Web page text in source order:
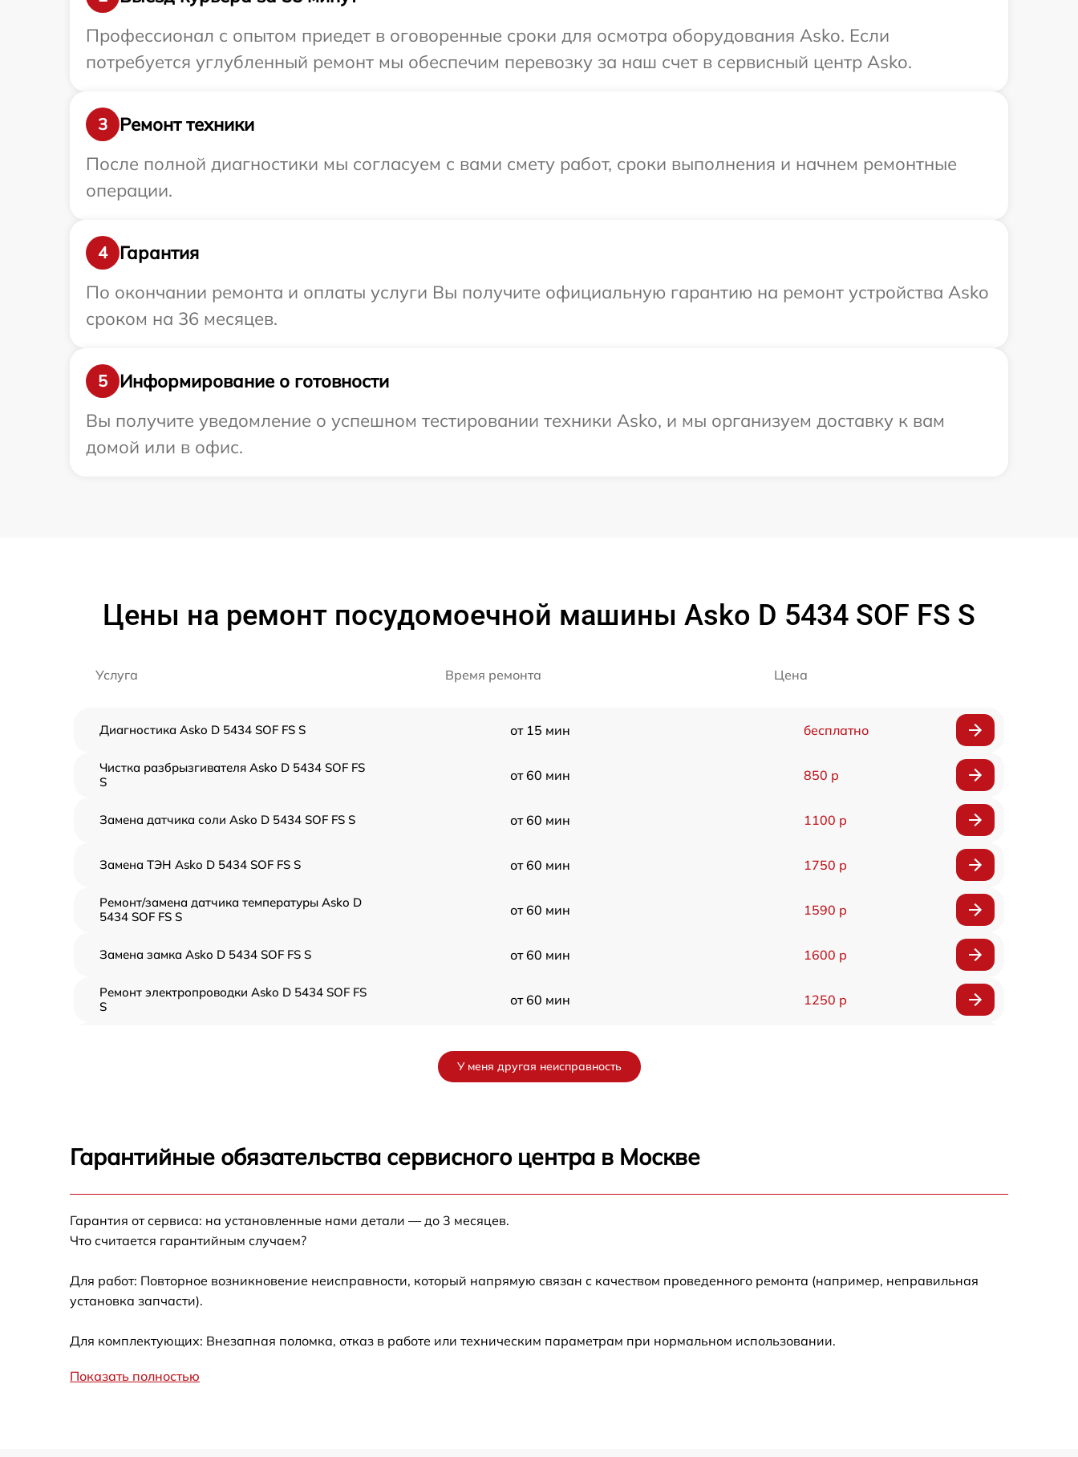
Профессионал с опытом приедет в оговоренные сроки для осмотра оборудования Asko. Если
потребуется углубленный ремонт мы обеспечим перевозку за наш счет в сервисный центр Asko.
3
Ремонт техники
После полной диагностики мы согласуем с вами смету работ, сроки выполнения и начнем ремонтные
операции.
4
Гарантия
По окончании ремонта и оплаты услуги Вы получите официальную гарантию на ремонт устройства Asko
сроком на 36 месяцев.
5
Информирование о готовности
Вы получите уведомление о успешном тестировании техники Asko, и мы организуем доставку к вам
домой или в офис.
Цены на ремонт посудомоечной машины Asko D 5434 SOF FS S
Услуга Время ремонта Цена
Диагностика Asko D 5434 SOF FS S от 15 мин бесплатно
Чистка разбрызгивателя Asko D 5434 SOF FS
S
от 60 мин 850 р
Замена датчика соли Asko D 5434 SOF FS S от 60 мин 1100 р
Замена ТЭН Asko D 5434 SOF FS S от 60 мин 1750 р
Ремонт/замена датчика температуры Asko D
5434 SOF FS S
от 60 мин 1590 р
Замена замка Asko D 5434 SOF FS S от 60 мин 1600 р
Ремонт электропроводки Asko D 5434 SOF FS
S
от 60 мин 1250 р
Замена панели управления Asko D 5434 SOF
Замена разбрызгивателя Asko D 5434 SOF
Замена пускового конденсатора
S
У меня другая неисправность
Гарантийные обязательства сервисного центра в Москве
Гарантия от сервиса: на установленные нами детали — до 3 месяцев.
Что считается гарантийным случаем?
Для работ: Повторное возникновение неисправности, который напрямую связан с качеством проведенного ремонта (например, неправильная
установка запчасти).
Для комплектующих: Внезапная поломка, отказ в работе или техническим параметрам при нормальном использовании.
Показать полностью